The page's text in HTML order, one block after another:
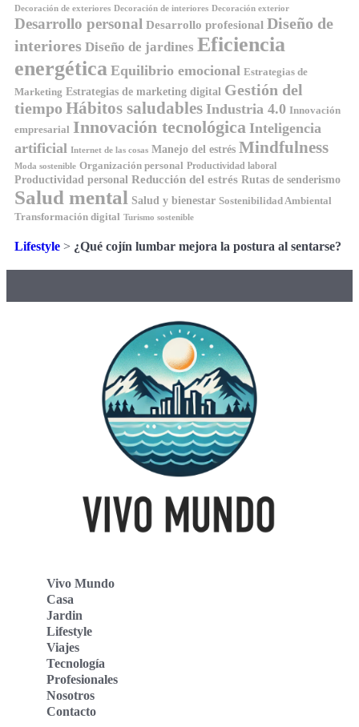
Decoración de exteriores Decoración de interiores Decoración exterior
Desarrollo personal Desarrollo profesional Diseño de
interiores Diseño de jardines Eficiencia
energética Equilibrio emocional Estrategias de
Marketing Estrategias de marketing digital Gestión del
tiempo Hábitos saludables Industria 4.0 Innovación
empresarial Innovación tecnológica Inteligencia
artificial Internet de las cosas Manejo del estrés Mindfulness
Moda sostenible Organización personal Productividad laboral
Productividad personal Reducción del estrés Rutas de senderismo
Salud mental Salud y bienestar Sostenibilidad Ambiental
Transformación digital Turismo sostenible
Lifestyle > ¿Qué cojín lumbar mejora la postura al sentarse?
Vivo Mundo
Casa
Jardin
Lifestyle
Viajes
Tecnología
Profesionales
Nosotros
Contacto